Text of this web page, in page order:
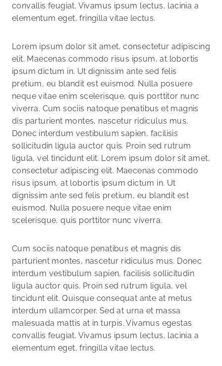
convallis feugiat. Vivamus ipsum lectus, lacinia a
elementum eget, fringilla vitae lectus.
Lorem ipsum dolor sit amet, consectetur adipiscing
elit. Maecenas commodo risus ipsum, at lobortis
ipsum dictum in. Ut dignissim ante sed felis
pretium, eu blandit est euismod. Nulla posuere
neque vitae enim scelerisque, quis porttitor nunc
viverra. Cum sociis natoque penatibus et magnis
dis parturient montes, nascetur ridiculus mus.
Donec interdum vestibulum sapien, facilisis
sollicitudin ligula auctor quis. Proin sed rutrum
ligula, vel tincidunt elit. Lorem ipsum dolor sit amet,
consectetur adipiscing elit. Maecenas commodo
risus ipsum, at lobortis ipsum dictum in. Ut
dignissim ante sed felis pretium, eu blandit est
euismod. Nulla posuere neque vitae enim
scelerisque, quis porttitor nunc viverra.
Cum sociis natoque penatibus et magnis dis
parturient montes, nascetur ridiculus mus. Donec
interdum vestibulum sapien, facilisis sollicitudin
ligula auctor quis. Proin sed rutrum ligula, vel
tincidunt elit. Quisque consequat ante at metus
interdum ullamcorper. Sed at urna et massa
malesuada mattis at in turpis. Vivamus egestas
convallis feugiat. Vivamus ipsum lectus, lacinia a
elementum eget, fringilla vitae lectus.